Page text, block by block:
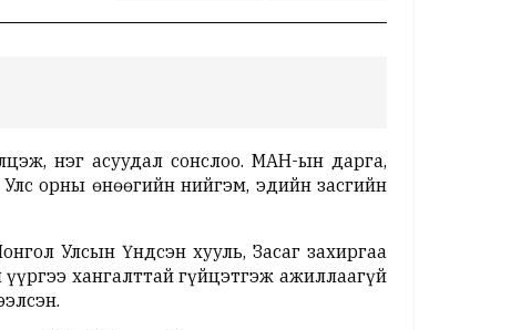
нэг асуудал сонслоо. МАН-ын дарга,
орны өнөөгийн нийгэм, эдийн засгийн
Улсын Үндсэн хууль, Засаг захиргаа
хангалттай гүйцэтгэж ажиллаагүй